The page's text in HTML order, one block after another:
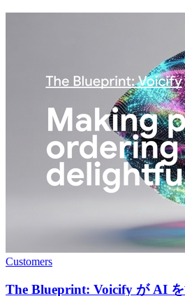
Customers
The Blueprint: Voicify が AI